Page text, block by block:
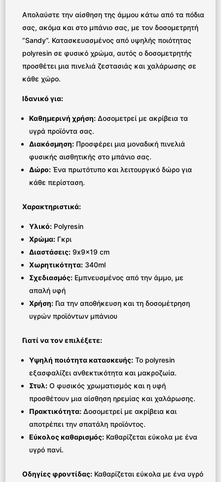
Απολαύστε την αίσθηση της άμμου κάτω από τα πόδια
σας, ακόμα και στο μπάνιο σας, με τον δοσομετρητή
“Sandy”. Κατασκευασμένος από υψηλής ποιότητας
polyresin σε φυσικό χρώμα, αυτός ο δοσομετρητής
προσθέτει μια πινελιά ζεστασιάς και χαλάρωσης σε
κάθε χώρο.
Ιδανικό για:
Καθημερινή χρήση: Δοσομετρεί με ακρίβεια τα
υγρά προϊόντα σας.
Διακόσμηση: Προσφέρει μια μοναδική πινελιά
φυσικής αισθητικής στο μπάνιο σας.
Δώρο: Ένα πρωτότυπο και λειτουργικό δώρο για
κάθε περίσταση.
Χαρακτηριστικά:
Υλικό: Polyresin
Χρώμα: Γκρι
Διαστάσεις: 9x9x19 cm
Χωρητικότητα: 340ml
Σχεδιασμός: Εμπνευσμένος από την άμμο, με
απαλή υφή
Χρήση: Για την αποθήκευση και τη δοσομέτρηση
υγρών προϊόντων μπάνιου
Γιατί να τον επιλέξετε:
Υψηλή ποιότητα κατασκευής: Το polyresin
εξασφαλίζει ανθεκτικότητα και μακροζωία.
Στυλ: Ο φυσικός χρωματισμός και η υφή
προσθέτουν μια αίσθηση ηρεμίας και χαλάρωσης.
Πρακτικότητα: Δοσομετρεί με ακρίβεια και
αποτρέπει την σπατάλη προϊόντος.
Εύκολος καθαρισμός: Καθαρίζεται εύκολα με ένα
υγρό πανί.
Οδηγίες φροντίδας: Καθαρίζεται εύκολα με ένα υγρό